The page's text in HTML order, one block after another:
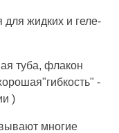
для жидких и геле-
туба, флакон
-
)
многие